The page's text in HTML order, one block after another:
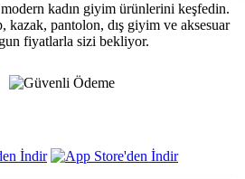
kadın giyim ürünlerini keşfedin.
kazak, pantolon, dış giyim ve aksesuar
fiyatlarla sizi bekliyor.